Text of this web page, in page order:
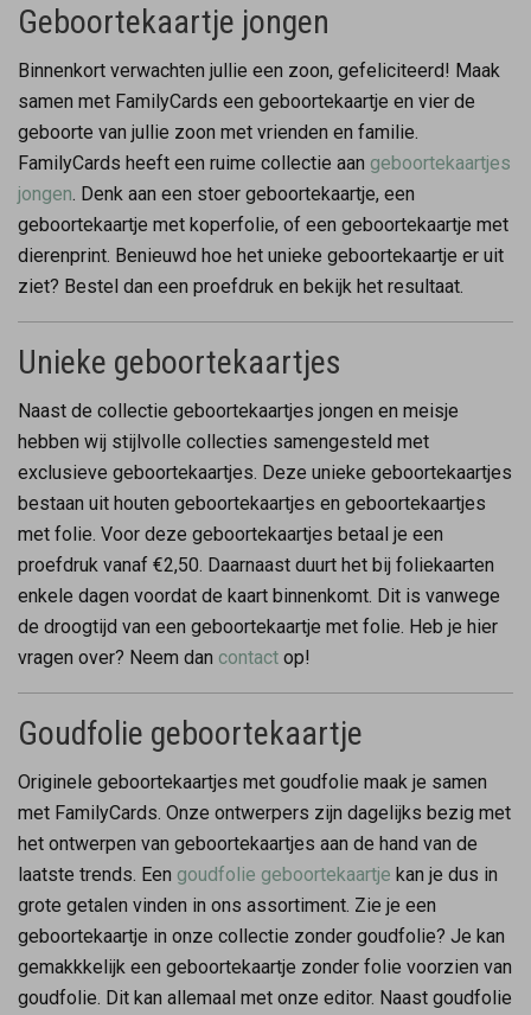
Geboortekaartje jongen
Binnenkort verwachten jullie een zoon, gefeliciteerd! Maak
samen met FamilyCards een geboortekaartje en vier de
geboorte van jullie zoon met vrienden en familie.
FamilyCards heeft een ruime collectie aan geboortekaartjes
jongen . Denk aan een stoer geboortekaartje, een
geboortekaartje met koperfolie, of een geboortekaartje met
dierenprint. Benieuwd hoe het unieke geboortekaartje er uit
ziet? Bestel dan een proefdruk en bekijk het resultaat.
Unieke geboortekaartjes
Naast de collectie geboortekaartjes jongen en meisje
hebben wij stijlvolle collecties samengesteld met
exclusieve geboortekaartjes. Deze unieke geboortekaartjes
bestaan uit houten geboortekaartjes en geboortekaartjes
met folie. Voor deze geboortekaartjes betaal je een
proefdruk vanaf €2,50. Daarnaast duurt het bij foliekaarten
enkele dagen voordat de kaart binnenkomt. Dit is vanwege
de droogtijd van een geboortekaartje met folie. Heb je hier
vragen over? Neem dan contact op!
Goudfolie geboortekaartje
Originele geboortekaartjes met goudfolie maak je samen
met FamilyCards. Onze ontwerpers zijn dagelijks bezig met
het ontwerpen van geboortekaartjes aan de hand van de
laatste trends. Een goudfolie geboortekaartje kan je dus in
grote getalen vinden in ons assortiment. Zie je een
geboortekaartje in onze collectie zonder goudfolie? Je kan
gemakkkelijk een geboortekaartje zonder folie voorzien van
goudfolie. Dit kan allemaal met onze editor. Naast goudfolie